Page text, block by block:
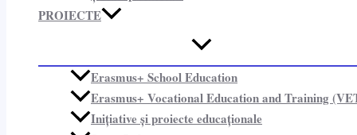
PROIECTE​
Erasmus+ School Education
Erasmus+ Vocational Education and Training
Inițiative și proiecte educaționale​